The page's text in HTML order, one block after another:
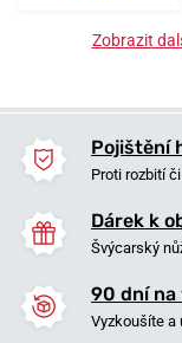
Zobrazit
Pojištění
Proti rozbití
Dárek k
Švýcarský
90 dní na
Vyzkoušíte a